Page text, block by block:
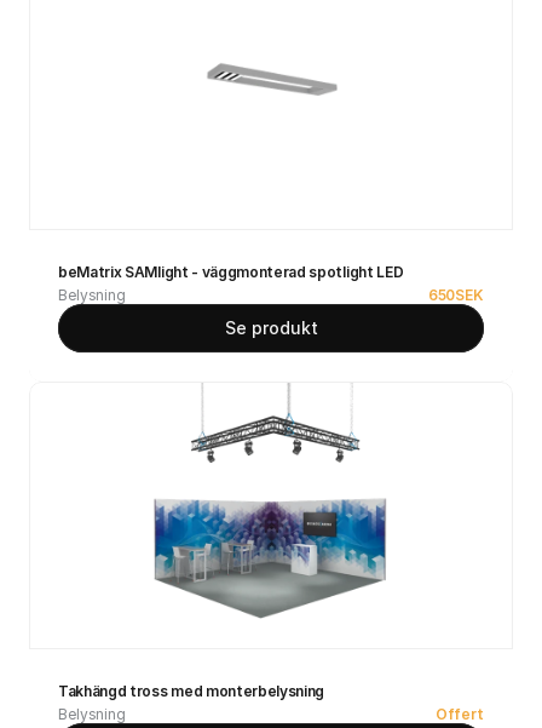
beMatrix SAMlight - väggmonterad spotlight LED
Belysning
650SEK
Se produkt
Takhängd tross med monterbelysning
Belysning
Offert